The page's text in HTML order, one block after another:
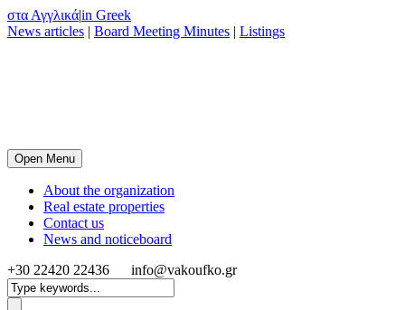
στα Αγγλικά|in Greek
News articles | Board Meeting Minutes | Listings
Open Menu
About the organization
Real estate properties
Contact us
News and noticeboard
+30 22420 22436
info@vakoufko.gr